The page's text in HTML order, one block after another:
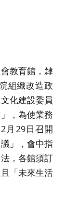
教育館，隸
組織改造政
化建設委員
，為使業務
月29日召開
」，會中指
，各館須訂
「未來生活